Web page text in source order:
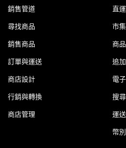
銷售管道
尋找商品
銷售商品
訂單與運送
商店設計
行銷與轉換
商店管理
直
市集
商
追
電
搜
運送
幣